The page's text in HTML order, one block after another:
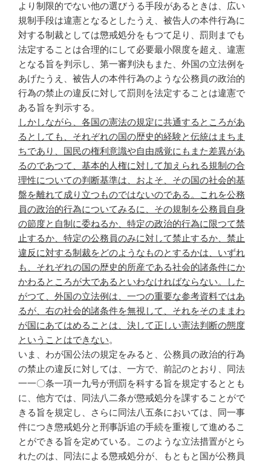
より制限的でない他の選びうる手段があるときは、広い
規制手段は違憲となるとしたうえ、被告人の本件行為に
対する制裁としては懲戒処分をもつて足り、罰則までも
法定することは合理的にして必要最小限度を超え、違憲
となる旨を判示し、第一審判決もまた、外国の立法例を
あげたうえ、被告人の本件行為のような公務員の政治的
行為の禁止の違反に対して罰則を法定することは違憲で
ある旨を判示する。
しかしながら、各国の憲法の規定に共通するところがあ
るとしても、それぞれの国の歴史的経験と伝統はまちま
ちであり、国民の権利意識や自由感覚にもまた差異があ
るのであつて、基本的人権に対して加えられる規制の合
理性についての判断基準は、およそ、その国の社会的基
盤を離れて成り立つものではないのである。これを公務
員の政治的行為についてみるに、その規制を公務員自身
の節度と自制に委ねるか、特定の政治的行為に限つて禁
止するか、特定の公務員のみに対して禁止するか、禁止
違反に対する制裁をどのようなものとするかは、いずれ
も、それぞれの国の歴史的所産である社会的諸条件にか
かわるところが大であるといわなければならない。した
がつて、外国の立法例は、一つの重要な参考資料ではあ
るが、右の社会的諸条件を無視して、それをそのままわ
が国にあてはめることは、決して正しい憲法判断の態度
ということはできない。
いま、わが国公法の規定をみると、公務員の政治的行為
の禁止の違反に対しては、一方で、前記のとおり、同法
一一〇条一項一九号が刑罰を科する旨を規定するととも
に、他方では、同法八二条が懲戒処分を課することがで
きる旨を規定し、さらに同法八五条においては、同一事
件につき懲戒処分と刑事訴追の手続を重複して進めるこ
とができる旨を定めている。このような立法措置がとら
れたのは、同法による懲戒処分が、もともと国が公務員